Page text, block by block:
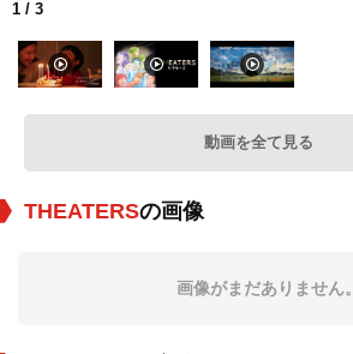
1 / 3
動画を全て見る
THEATERSの画像
画像がまだありません。